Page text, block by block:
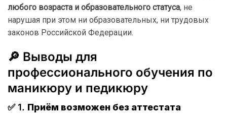
любого возраста и образовательного статуса, не
нарушая при этом ни образовательных, ни трудовых
законов Российской Федерации.
🔎 Выводы для
профессионального обучения по
маникюру и педикюру
✅ 1. Приём возможен без аттестата